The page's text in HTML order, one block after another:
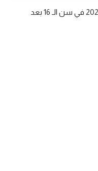
وانضم نجوموها إلى ليفربول سبتمبر 2024 في سن الـ 16 بعد